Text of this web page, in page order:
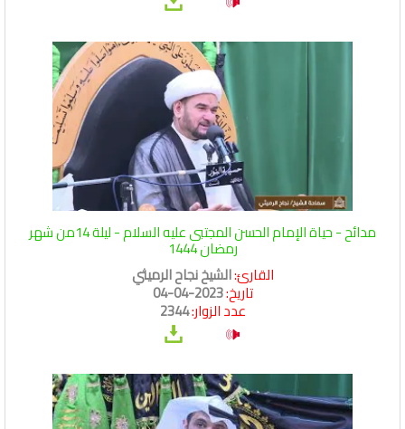
مدائح - حياة الإمام الحسن المجتبى عليه السلام - ليلة 14من شهر
رمضان 1444
القارئ:الشيخ نجاح الرميثي
تاريخ:2023-04-04
عدد الزوار:2344